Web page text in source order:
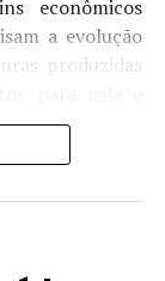
econômicos
a evolução
produzidas
superior ao
durante o
R$ 119,90
ao mesmo